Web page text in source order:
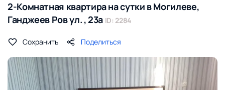
2-Комнатная квартира на сутки в Могилеве,
Ганджеев Ров ул. , 23а ID: 2284
Сохранить Поделиться